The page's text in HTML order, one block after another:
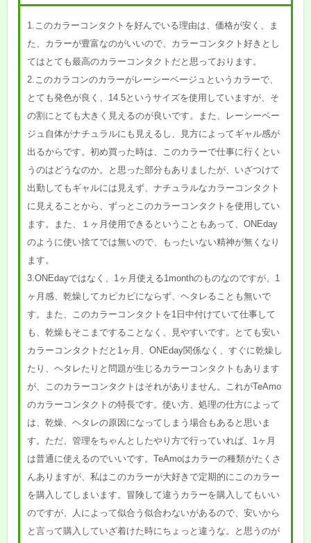
1.このカラーコンタクトを好んでいる理由は、価格が安く、ま
た、カラーが豊富なのがいいので、カラーコンタクト好きとし
てはとても最高のカラーコンタクトだと思っております。
2.このカラコンのカラーがレーシーベージュというカラーで、
とても発色が良く、14.5というサイズを使用していますが、そ
の割にとても大きく見えるのが良いです。また、レーシーベー
ジュ自体がナチュラルにも見えるし、見方によってギャル感が
出るからです。初め買った時は、このカラーで仕事に行くとい
うのはどうなのか。と思った部分もありましたが、いざつけて
出勤してもギャルには見えず、ナチュラルなカラーコンタクト
に見えることから、ずっとこのカラーコンタクトを使用してい
ます。また、１ヶ月使用できるということもあって、ONEday
のように使い捨てでは無いので、もったいない精神が無くなり
ます。
3.ONEdayではなく、1ヶ月使える1monthのものなのですが、1
ヶ月感、乾燥してカピカピにならず、ヘタレることも無いで
す。また、このカラーコンタクトを1日中付けていて仕事して
も、乾燥もそこまですることなく、見やすいです。とても安い
カラーコンタクトだと1ヶ月、ONEday関係なく、すぐに乾燥し
たり、ヘタレたりと問題が生じるカラーコンタクトもあります
が、このカラーコンタクトはそれがありません。これがTeAmo
のカラーコンタクトの特長です。使い方、処理の仕方によって
は、乾燥、ヘタレの原因になってしまう場合もあると思いま
す。ただ、管理をちゃんとしたやり方で行っていれば、1ヶ月
は普通に使えるのでいいです。TeAmoはカラーの種類がたくさ
んありますが、私はこのカラーが大好きで定期的にこのカラー
を購入してしまいます。冒険して違うカラーを購入してもいい
のですが、人によって似合う似合わないがあるので、安いから
と言って購入していざ着けた時にちょっと違うな。と思うのが